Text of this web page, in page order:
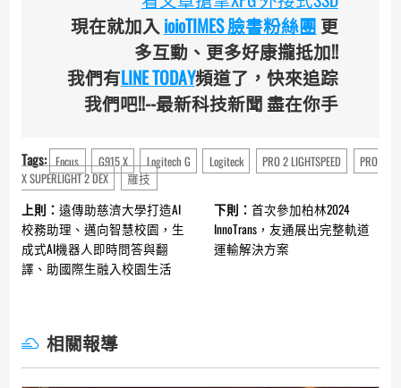
現在就加入ioioTIMES 臉書粉絲團更
多互動、更多好康攏抵加!!
我們有LINE TODAY頻道了，快來追踪
我們吧!!--最新科技新聞 盡在你手
Tags: Focus G915 X Logitech G Logiteck PRO 2 LIGHTSPEED
PRO
X SUPERLIGHT 2 DEX
羅技
Continue
Reading
上則： 遠傳助慈濟大學打造AI
校務助理、邁向智慧校園，生
成式AI機器人即時問答與翻
譯、助國際生融入校園生活
下則： 首次參加柏林2024
InnoTrans，友通展出完整軌道
運輸解決方案
相關報導